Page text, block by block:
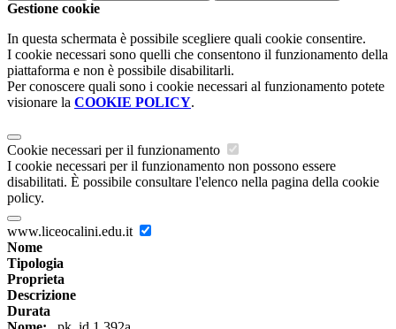
Gestione cookie
In questa schermata è possibile scegliere quali cookie consentire.
I cookie necessari sono quelli che consentono il funzionamento della
piattaforma e non è possibile disabilitarli.
Per conoscere quali sono i cookie necessari al funzionamento potete
visionare la COOKIE POLICY.
Cookie necessari per il funzionamento
I cookie necessari per il funzionamento non possono essere
disabilitati. È possibile consultare l'elenco nella pagina della cookie
policy.
www.liceocalini.edu.it
Nome
Tipologia
Proprieta
Descrizione
Durata